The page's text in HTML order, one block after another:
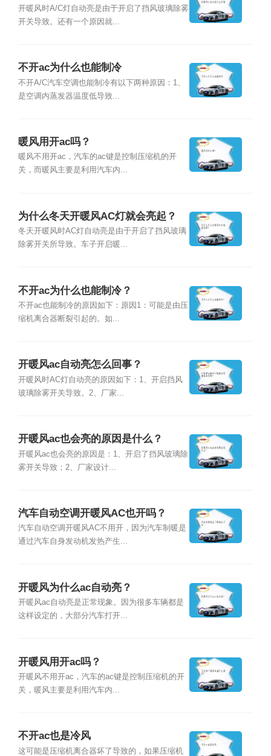
开暖风时A/C灯自动亮是由于开启了挡风玻璃除雾
开关导致。还有一个原因就...
不开ac为什么也能制冷
不开A/C汽车空调也能制冷有以下两种原因：1、
是空调内蒸发器温度低导致...
暖风用开ac吗？
暖风不用开ac，汽车的ac键是控制压缩机的开
关，而暖风主要是利用汽车内...
为什么冬天开暖风AC灯就会亮起？
冬天开暖风时AC灯自动亮是由于开启了挡风玻璃
除雾开关所导致。车子开启暖...
不开ac为什么也能制冷？
不开ac也能制冷的原因如下：原因1：可能是由压
缩机离合器断裂引起的。如...
开暖风ac自动亮怎么回事？
开暖风时AC灯自动亮的原因如下：1、开启挡风
玻璃除雾开关导致。2、厂家...
开暖风ac也会亮的原因是什么？
开暖风ac也会亮的原因是：1、开启了挡风玻璃除
雾开关导致；2、厂家设计...
汽车自动空调开暖风AC也开吗？
汽车自动空调开暖风AC不用开，因为汽车制暖是
通过汽车自身发动机发热产生...
开暖风为什么ac自动亮？
开暖风ac自动亮是正常现象。因为很多车辆都是
这样设定的，大部分汽车打开...
开暖风用开ac吗？
开暖风不用开ac，汽车的ac键是控制压缩机的开
关，暖风主要是利用汽车内...
不开ac也是冷风
这可能是压缩机离合器坏了导致的，如果压缩机